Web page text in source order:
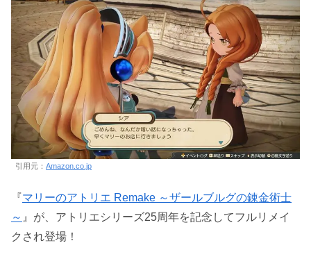
引用元： Amazon.co.jp
『マリーのアトリエ Remake ～ザールブルグの錬金術士
～ 』が、アトリエシリーズ25周年を記念してフルリメイ
クされ登場！